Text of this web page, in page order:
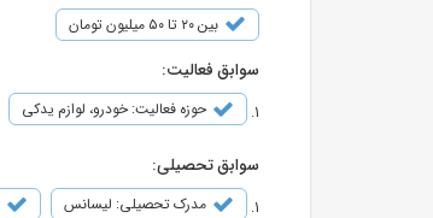
بین ۲۰ تا ۵۰ میلیون تومان
سوابق فعالیت:
حوزه فعالیت: خودرو، لوازم یدکی
سوابق تحصیلی:
مدرک تحصیلی: لیسانس